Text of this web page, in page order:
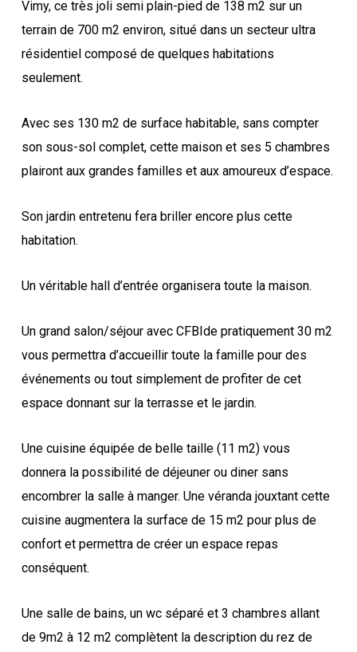
Vimy, ce très joli semi plain-pied de 138 m2 sur un
terrain de 700 m2 environ, situé dans un secteur ultra
résidentiel composé de quelques habitations
seulement.
Avec ses 130 m2 de surface habitable, sans compter
son sous-sol complet, cette maison et ses 5 chambres
plairont aux grandes familles et aux amoureux d’espace.
Son jardin entretenu fera briller encore plus cette
habitation.
Un véritable hall d’entrée organisera toute la maison.
Un grand salon/séjour avec CFBIde pratiquement 30 m2
vous permettra d’accueillir toute la famille pour des
événements ou tout simplement de profiter de cet
espace donnant sur la terrasse et le jardin.
Une cuisine équipée de belle taille (11 m2) vous
donnera la possibilité de déjeuner ou diner sans
encombrer la salle à manger. Une véranda jouxtant cette
cuisine augmentera la surface de 15 m2 pour plus de
confort et permettra de créer un espace repas
conséquent.
Une salle de bains, un wc séparé et 3 chambres allant
de 9m2 à 12 m2 complètent la description du rez de